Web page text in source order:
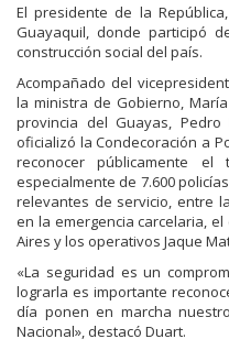
El presidente de la
Guayaquil, donde participó
construcción social del país.
Acompañado del
la ministra de Gobierno,
provincia del Guayas,
oficializó la Condecoración a
reconocer públicamente
especialmente de 7.600
relevantes de servicio, entre
en la emergencia carcelaria,
Aires y los operativos Jaque
«La seguridad es un
lograrla es importante
día ponen en marcha
Nacional», destacó Duart.